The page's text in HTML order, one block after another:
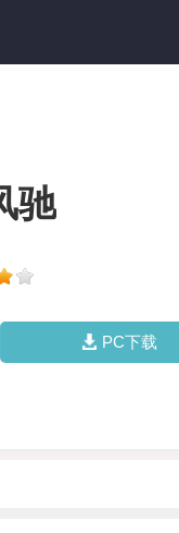
驰
PC下载